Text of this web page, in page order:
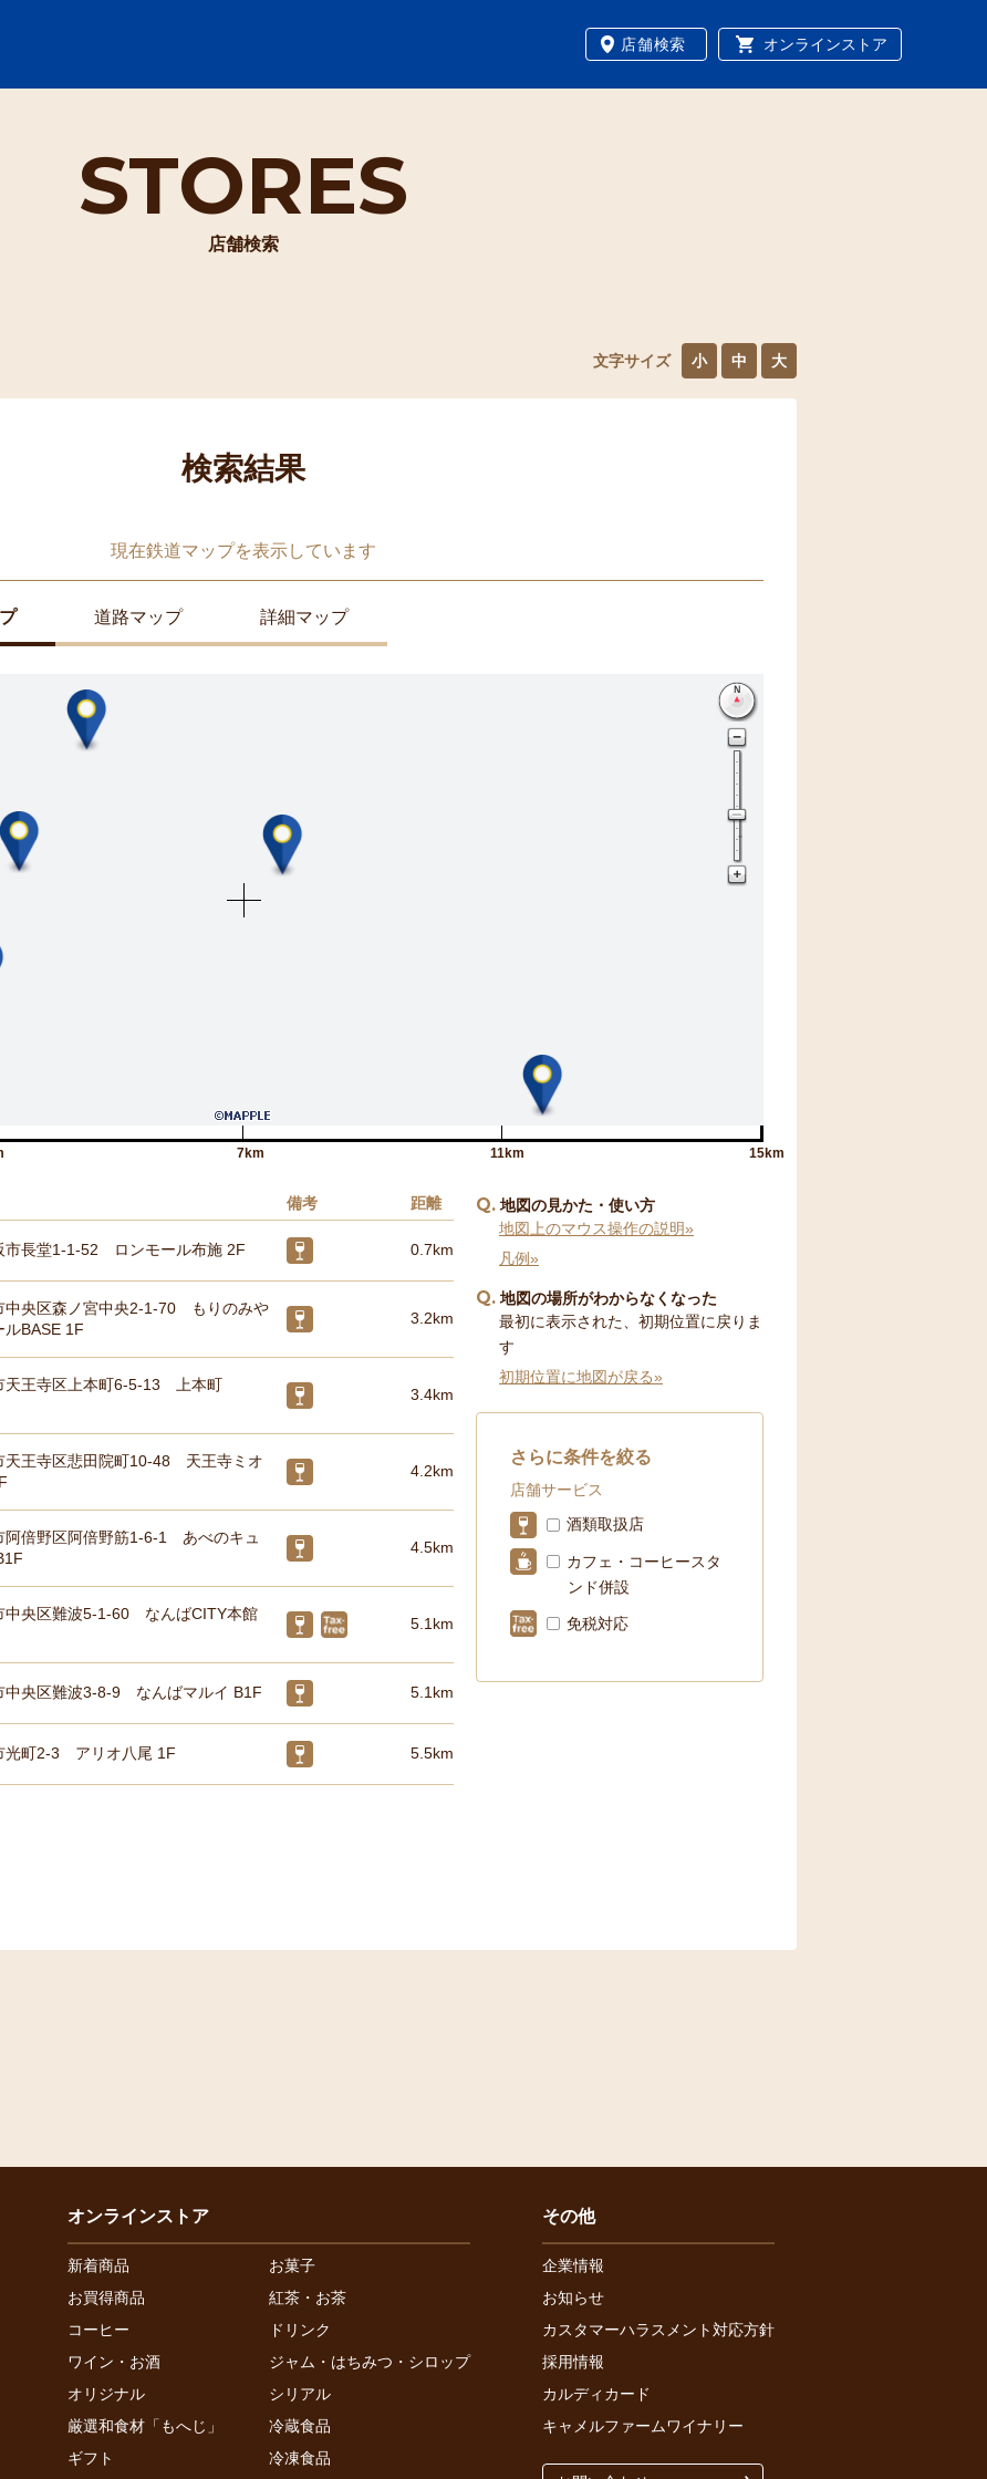
店舗検索 オンラインストア
STORES
店舗検索
文字サイズ 小 中 大
検索結果
現在鉄道マップを表示しています
道路マップ 詳細マップ
7km 11km 15km
備考 距離
市長堂1-1-52 ロンモール布施 2F 0.7km
中央区森ノ宮中央2-1-70 もりのみや
ルBASE 1F
3.2km
天王寺区上本町6-5-13 上本町
3.4km
天王寺区悲田院町10-48 天王寺ミオ
4.2km
阿倍野区阿倍野筋1-6-1 あべのキュ
4.5km
中央区難波5-1-60 なんばCITY本館
5.1km
中央区難波3-8-9 なんばマルイ B1F 5.1km
光町2-3 アリオ八尾 1F 5.5km
Q 地図の見かた・使い方
地図上のマウス操作の説明»
凡例»
Q 地図の場所がわからなくなった
最初に表示された、初期位置に戻りま
す
初期位置に地図が戻る»
さらに条件を絞る
店舗サービス
酒類取扱店
カフェ・コーヒースタ
ンド併設
免税対応
オンラインストア
新着商品
お菓子
お買得商品
紅茶・お茶
コーヒー
ドリンク
ワイン・お酒
ジャム・はちみつ・シロップ
オリジナル
シリアル
厳選和食材「もへじ」
冷蔵食品
ギフト
冷凍食品
その他
企業情報
お知らせ
カスタマーハラスメント対応方針
採用情報
カルディカード
キャメルファームワイナリー